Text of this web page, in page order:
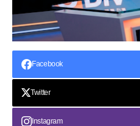
Facebook
Twitter
Instagram